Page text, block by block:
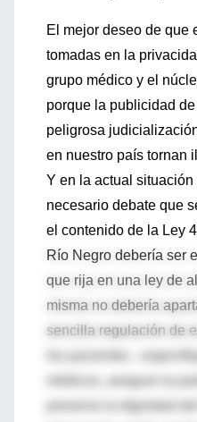
El mejor deseo de que
tomadas en la
grupo médico y el
porque la publicidad
peligrosa
en nuestro país tornan
Y en la actual
necesario debate que
el contenido de la Ley
Río Negro debería ser
que rija en una ley de
misma no debería
sencilla regulación de
los pacientes ,
médicos, asegure la
preserve la dignidad